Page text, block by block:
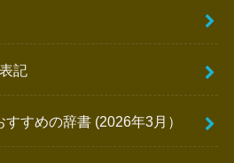
記
すめの辞書 (2026年3月）